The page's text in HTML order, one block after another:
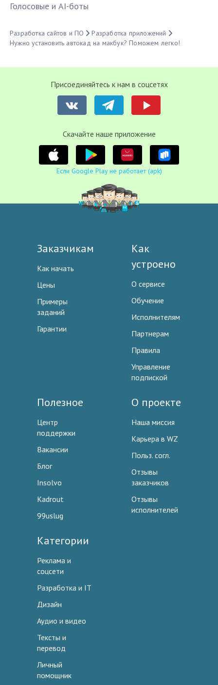
Голосовые и AI-боты
Разработка сайтов и ПО
Разработка приложений
Нужно установить автокад на макбук? Поможем легко!
Присоединяйтесь к нам в соцсетях
Cкачайте наше приложение
Если Google Play не работает (apk)
Заказчикам
Как начать
Цены
Примеры
заданий
Гарантии
Как
устроено
О сервисе
Обучение
Исполнителям
Партнерам
Правила
Управление
подпиской
Полезное
Центр
поддержки
Вакансии
Блог
Insolvo
Kadrout
99uslug
О проекте
Наша миссия
Карьера в WZ
Польз. согл.
Отзывы
заказчиков
Отзывы
исполнителей
Категории
Реклама и
соцсети
Разработка и IT
Дизайн
Аудио и видео
Тексты и
перевод
Личный
помощник